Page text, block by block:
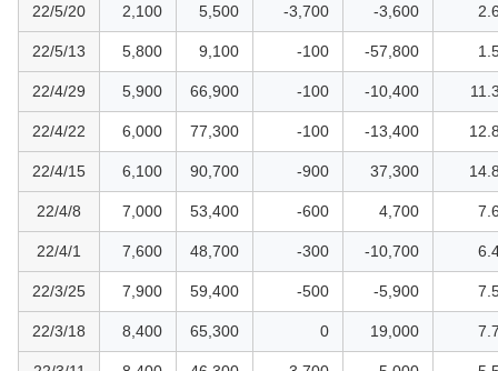
22/5/20 2,100 5,500 -3,700 -3,600
22/5/13 5,800 9,100 -100 -57,800
22/4/29 5,900 66,900 -100 -10,400
22/4/22 6,000 77,300 -100 -13,400
22/4/15 6,100 90,700 -900 37,300
22/4/8 7,000 53,400 -600 4,700
22/4/1 7,600 48,700 -300 -10,700
22/3/25 7,900 59,400 -500 -5,900
22/3/18 8,400 65,300 0 19,000